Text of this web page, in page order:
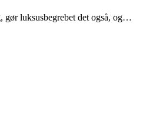
gør luksusbegrebet det også, og…